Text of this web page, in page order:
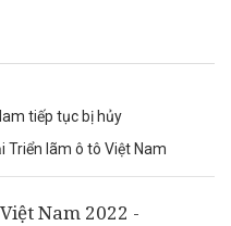
tiếp tục bị hủy
lãm ô tô Việt Nam
Nam 2022 -